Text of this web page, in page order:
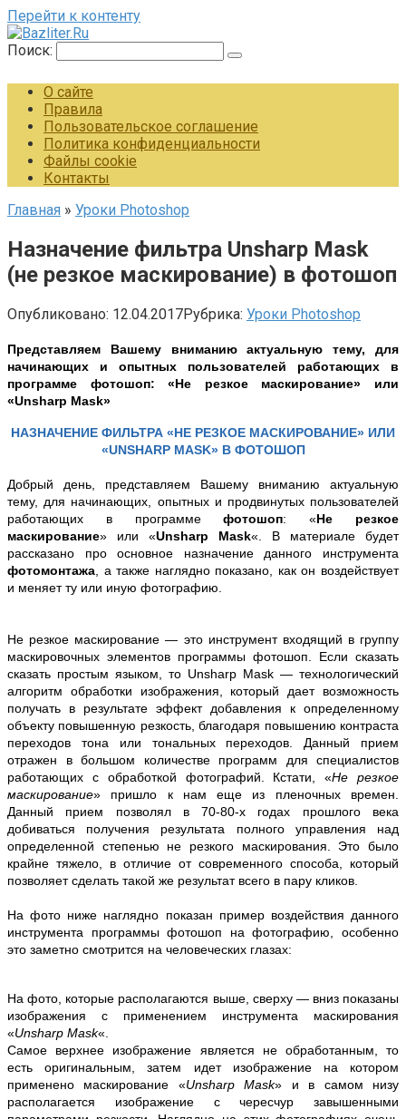
Перейти к контенту
Поиск:
О сайте
Правила
Пользовательское соглашение
Политика конфиденциальности
Файлы cookie
Контакты
Главная » Уроки Photoshop
Назначение фильтра Unsharp Mask
(не резкое маскирование) в фотошоп
Опубликовано: 12.04.2017Рубрика: Уроки Photoshop
Представляем Вашему вниманию актуальную тему, для
начинающих и опытных пользователей работающих в
программе фотошоп: «Не резкое маскирование» или
«Unsharp Mask»
НАЗНАЧЕНИЕ ФИЛЬТРА «НЕ РЕЗКОЕ МАСКИРОВАНИЕ» ИЛИ
«UNSHARP MASK» В ФОТОШОП
Добрый день, представляем Вашему вниманию актуальную
тему, для начинающих, опытных и продвинутых пользователей
работающих в программефотошоп: «Не резкое
маскирование» или «Unsharp Mask«. В материале будет
рассказано про основное назначение данного инструмента
фотомонтажа , а также наглядно показано, как он воздействует
и меняет ту или иную фотографию.
Не резкое маскирование — это инструмент входящий в группу
маскировочных элементов программы фотошоп. Если сказать
сказать простым языком, то Unsharp Mask — технологический
алгоритм обработки изображения, который дает возможность
получать в результате эффект добавления к определенному
объекту повышенную резкость, благодаря повышению контраста
переходов тона или тональных переходов. Данный прием
отражен в большом количестве программ для специалистов
работающих с обработкой фотографий. Кстати, «Не резкое
маскирование» пришло к нам еще из пленочных времен.
Данный прием позволял в 70-80-х годах прошлого века
добиваться получения результата полного управления над
определенной степенью не резкого маскирования. Это было
крайне тяжело, в отличие от современного способа, который
позволяет сделать такой же результат всего в пару кликов.
На фото ниже наглядно показан пример воздействия данного
инструмента программы фотошоп на фотографию, особенно
это заметно смотрится на человеческих глазах:
На фото, которые располагаются выше, сверху — вниз показаны
изображения с применением инструмента маскирования
«Unsharp Mask«.
Самое верхнее изображение является не обработанным, то
есть оригинальным, затем идет изображение на котором
применено маскирование «Unsharp Mask» и в самом низу
располагается изображение с чересчур завышенными